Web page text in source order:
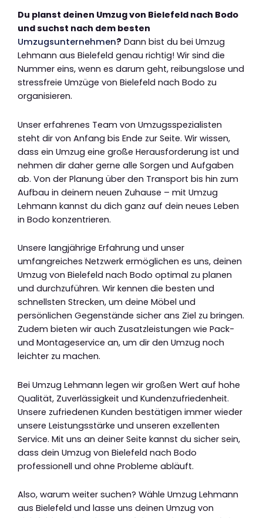
Du planst deinen Umzug von Bielefeld nach Bodo
und suchst nach dem besten
Umzugsunternehmen? Dann bist du bei Umzug
Lehmann aus Bielefeld genau richtig! Wir sind die
Nummer eins, wenn es darum geht, reibungslose und
stressfreie Umzüge von Bielefeld nach Bodo zu
organisieren.
Unser erfahrenes Team von Umzugsspezialisten
steht dir von Anfang bis Ende zur Seite. Wir wissen,
dass ein Umzug eine große Herausforderung ist und
nehmen dir daher gerne alle Sorgen und Aufgaben
ab. Von der Planung über den Transport bis hin zum
Aufbau in deinem neuen Zuhause – mit Umzug
Lehmann kannst du dich ganz auf dein neues Leben
in Bodo konzentrieren.
Unsere langjährige Erfahrung und unser
umfangreiches Netzwerk ermöglichen es uns, deinen
Umzug von Bielefeld nach Bodo optimal zu planen
und durchzuführen. Wir kennen die besten und
schnellsten Strecken, um deine Möbel und
persönlichen Gegenstände sicher ans Ziel zu bringen.
Zudem bieten wir auch Zusatzleistungen wie Pack-
und Montageservice an, um dir den Umzug noch
leichter zu machen.
Bei Umzug Lehmann legen wir großen Wert auf hohe
Qualität, Zuverlässigkeit und Kundenzufriedenheit.
Unsere zufriedenen Kunden bestätigen immer wieder
unsere Leistungsstärke und unseren exzellenten
Service. Mit uns an deiner Seite kannst du sicher sein,
dass dein Umzug von Bielefeld nach Bodo
professionell und ohne Probleme abläuft.
Also, warum weiter suchen? Wähle Umzug Lehmann
aus Bielefeld und lasse uns deinen Umzug von